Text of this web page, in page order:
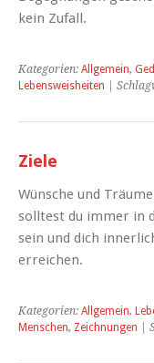
kein Zufall.
Kategorien: Allgemein,
Lebensweisheiten |
Ziele
Wünsche und
solltest du immer in
sein und dich
erreichen.
Kategorien: Allgemein,
Menschen, Zeichnungen |